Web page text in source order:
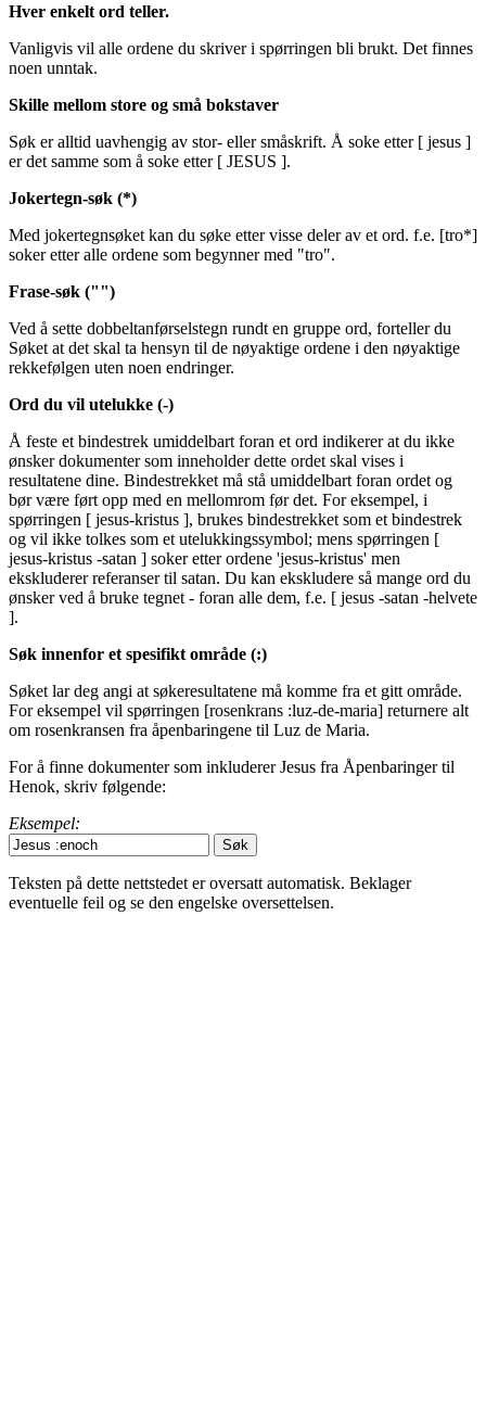
Hver enkelt ord teller.
Vanligvis vil alle ordene du skriver i spørringen bli brukt. Det finnes
noen unntak.
Skille mellom store og små bokstaver
Søk er alltid uavhengig av stor- eller småskrift. Å soke etter [ jesus ]
er det samme som å soke etter [ JESUS ].
Jokertegn-søk (*)
Med jokertegnsøket kan du søke etter visse deler av et ord. f.e. [tro*]
soker etter alle ordene som begynner med "tro".
Frase-søk ("")
Ved å sette dobbeltanførselstegn rundt en gruppe ord, forteller du
Søket at det skal ta hensyn til de nøyaktige ordene i den nøyaktige
rekkefølgen uten noen endringer.
Ord du vil utelukke (-)
Å feste et bindestrek umiddelbart foran et ord indikerer at du ikke
ønsker dokumenter som inneholder dette ordet skal vises i
resultatene dine. Bindestrekket må stå umiddelbart foran ordet og
bør være ført opp med en mellomrom før det. For eksempel, i
spørringen [ jesus-kristus ], brukes bindestrekket som et bindestrek
og vil ikke tolkes som et utelukkingssymbol; mens spørringen [
jesus-kristus -satan ] soker etter ordene 'jesus-kristus' men
ekskluderer referanser til satan. Du kan ekskludere så mange ord du
ønsker ved å bruke tegnet - foran alle dem, f.e. [ jesus -satan -helvete
].
Søk innenfor et spesifikt område (:)
Søket lar deg angi at søkeresultatene må komme fra et gitt område.
For eksempel vil spørringen [rosenkrans :luz-de-maria] returnere alt
om rosenkransen fra åpenbaringene til Luz de Maria.
For å finne dokumenter som inkluderer Jesus fra Åpenbaringer til
Henok, skriv følgende:
Eksempel:
Teksten på dette nettstedet er oversatt automatisk. Beklager
eventuelle feil og se den engelske oversettelsen.